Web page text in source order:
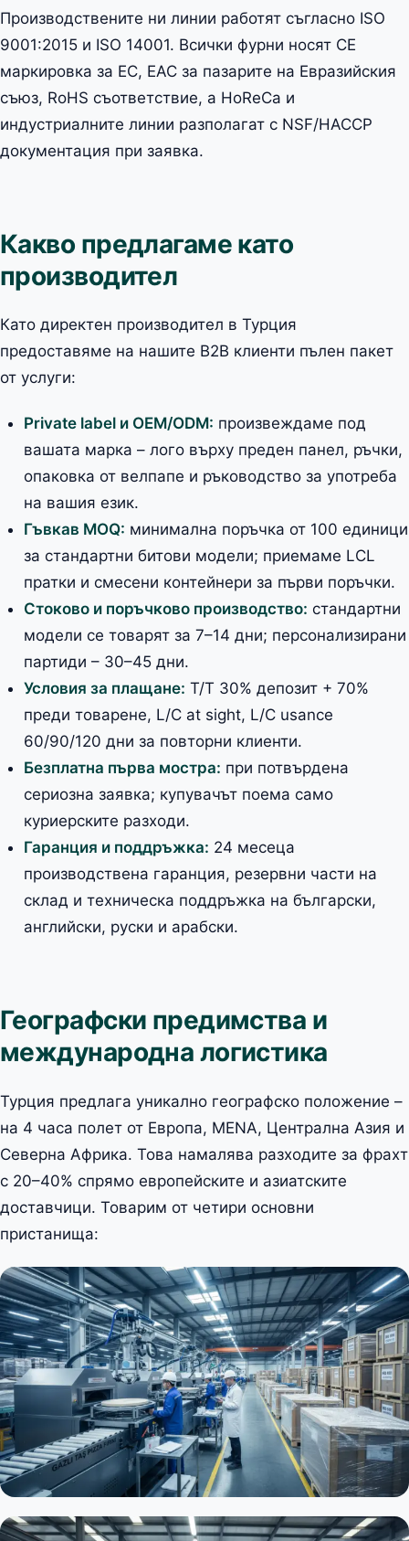
Производствените ни линии работят съгласно ISO
9001:2015 и ISO 14001. Всички фурни носят CE
маркировка за ЕС, EAC за пазарите на Евразийския
съюз, RoHS съответствие, а HoReCa и
индустриалните линии разполагат с NSF/HACCP
документация при заявка.
Какво предлагаме като
производител
Като директен производител в Турция
предоставяме на нашите B2B клиенти пълен пакет
от услуги:
Private label и OEM/ODM: произвеждаме под
вашата марка – лого върху преден панел, ръчки,
опаковка от велпапе и ръководство за употреба
на вашия език.
Гъвкав MOQ: минимална поръчка от 100 единици
за стандартни битови модели; приемаме LCL
пратки и смесени контейнери за първи поръчки.
Стоково и поръчково производство: стандартни
модели се товарят за 7–14 дни; персонализирани
партиди – 30–45 дни.
Условия за плащане: T/T 30% депозит + 70%
преди товарене, L/C at sight, L/C usance
60/90/120 дни за повторни клиенти.
Безплатна първа мостра: при потвърдена
сериозна заявка; купувачът поема само
куриерските разходи.
Гаранция и поддръжка: 24 месеца
производствена гаранция, резервни части на
склад и техническа поддръжка на български,
английски, руски и арабски.
Географски предимства и
международна логистика
Турция предлага уникално географско положение –
на 4 часа полет от Европа, MENA, Централна Азия и
Северна Африка. Това намалява разходите за фрахт
с 20–40% спрямо европейските и азиатските
доставчици. Товарим от четири основни
пристанища: